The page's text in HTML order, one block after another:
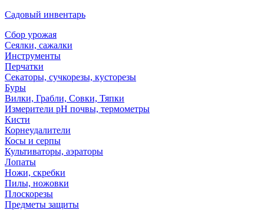
Садовый инвентарь
Сбор урожая
Сеялки, сажалки
Инструменты
Перчатки
Секаторы, сучкорезы, кусторезы
Буры
Вилки, Грабли, Совки, Тяпки
Измерители pH почвы, термометры
Кисти
Корнеудалители
Косы и серпы
Культиваторы, аэраторы
Лопаты
Ножи, скребки
Пилы, ножовки
Плоскорезы
Предметы защиты